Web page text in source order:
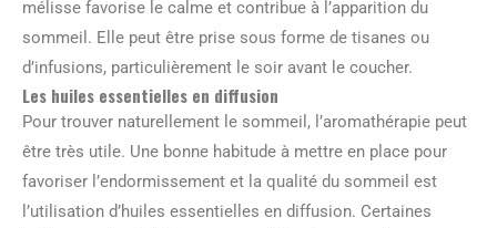
mélisse favorise le calme et contribue à l’apparition du
sommeil. Elle peut être prise sous forme de tisanes ou
d’infusions, particulièrement le soir avant le coucher.
Les huiles essentielles en diffusion
Pour trouver naturellement le sommeil, l’aromathérapie peut
être très utile. Une bonne habitude à mettre en place pour
favoriser l’endormissement et la qualité du sommeil est
l’utilisation d’huiles essentielles en diffusion. Certaines